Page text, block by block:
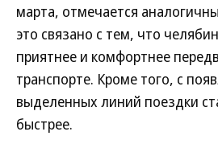
марта, отмечается
это связано с тем, что
приятнее и комфортнее
транспорте. Кроме того, с
выделенных линий поездки
быстрее.